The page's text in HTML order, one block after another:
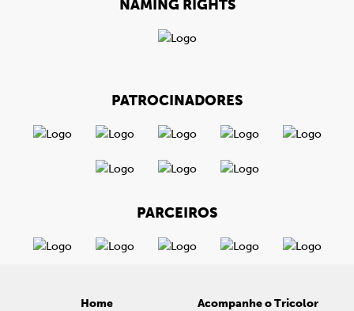
NAMING RIGHTS
PATROCINADORES
PARCEIROS
Home
Acompanhe o Tricolor